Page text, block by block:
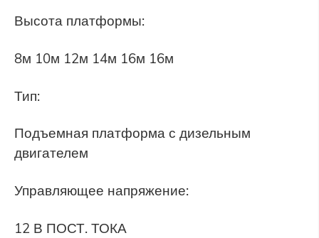
Высота платформы:
8м 10м 12м 14м 16м 16м
Тип:
Подъемная платформа с дизельным
двигателем
Управляющее напряжение:
12 В ПОСТ. ТОКА